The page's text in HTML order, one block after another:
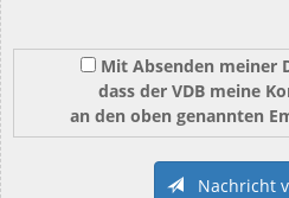
Mit Absenden meiner
dass der VDB meine
an den oben genannten
Nachricht